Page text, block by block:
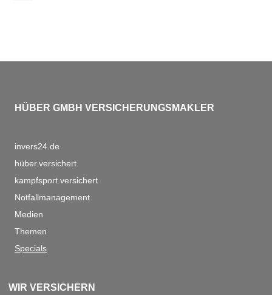
HÜBER GMBH VERSICHERUNGSMAKLER
invers24.de
hüber.versichert
kampfsport.versichert
Notfallmanagement
Medien
Themen
Specials
WIR VERSICHERN